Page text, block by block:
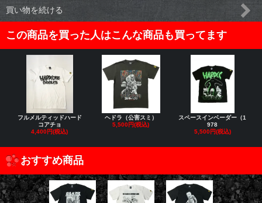
買い物を続ける
この商品を買った人はこんな商品も買ってます
フルメルティッドハード
コアチョ
4,400円(税込)
ヘドラ（公害スミ）
5,500円(税込)
スペースインベーダー（1
978
5,500円(税込)
おすすめ商品